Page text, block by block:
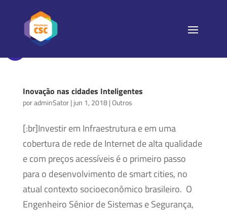
Inovação nas cidades Inteligentes
poradminSator| jun 1, 2018|Outros
[:br]Investir em Infraestrutura e em uma
cobertura de rede de Internet de alta qualidade
e com preços acessíveis é o primeiro passo
para o desenvolvimento de smart cities, no
atual contexto socioeconômico brasileiro. O
Engenheiro Sênior de Sistemas e Segurança,